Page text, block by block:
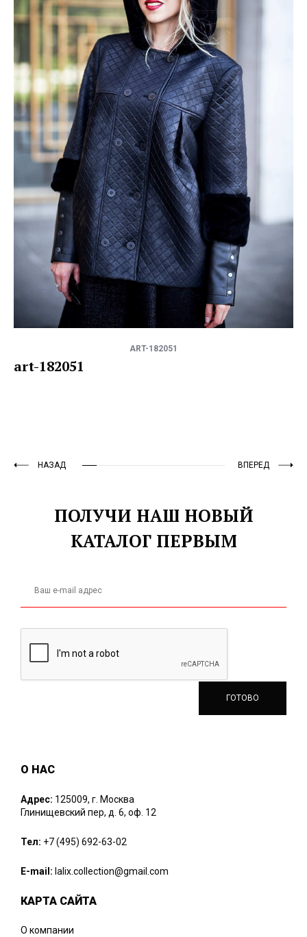
ART-182051
art-182051
НАЗАД ВПЕРЕД
ПОЛУЧИ НАШ НОВЫЙ
КАТАЛОГ ПЕРВЫМ
О НАС
Адрес: 125009, г. Москва
Глинищевский пер, д. 6, оф. 12
Тел: +7 (495) 692-63-02
E-mail: lalix.collection@gmail.com
КАРТА САЙТА
О компании